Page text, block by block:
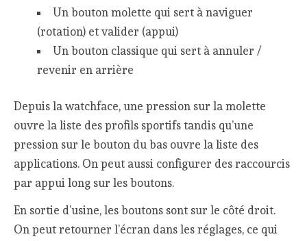
Un bouton molette qui sert à naviguer
(rotation) et valider (appui)
Un bouton classique qui sert à annuler /
revenir en arrière
Depuis la watchface, une pression sur la molette
ouvre la liste des profils sportifs tandis qu’une
pression sur le bouton du bas ouvre la liste des
applications. On peut aussi configurer des raccourcis
par appui long sur les boutons.
En sortie d’usine, les boutons sont sur le côté droit.
On peut retourner l’écran dans les réglages, ce qui